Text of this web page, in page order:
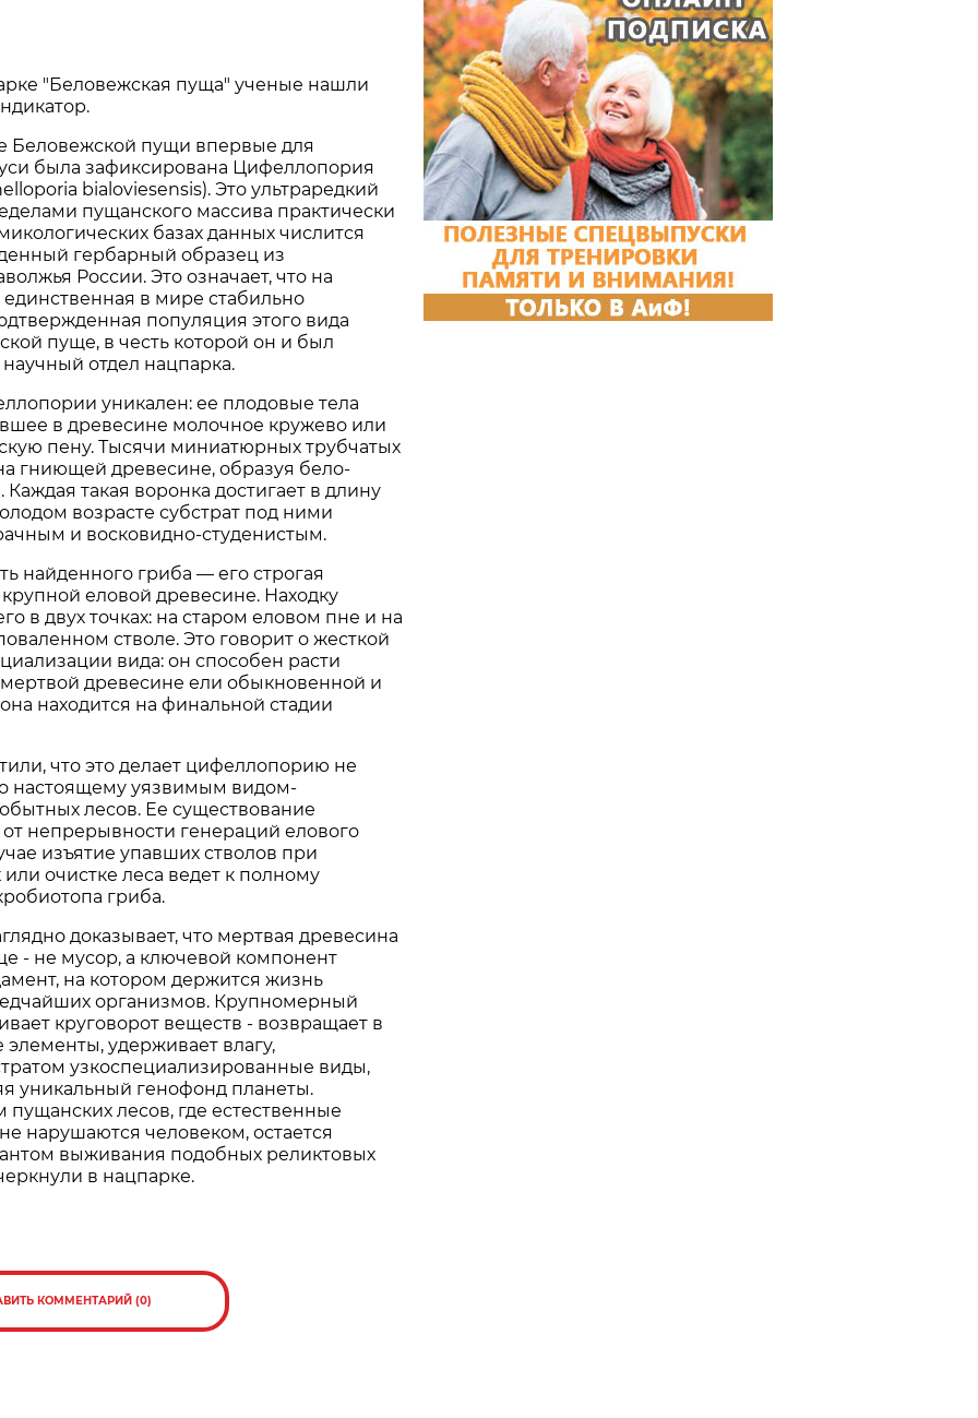
"Беловежская пуща" ученые нашли
Беловежской пущи впервые для
была зафиксирована Цифеллопория
bialoviesensis). Это ультраредкий
пущанского массива практически
базах данных числится
гербарный образец из
России. Это означает, что на
в мире стабильно
популяция этого вида
пуще, в честь которой он и был
научный отдел нацпарка.
уникален: ее плодовые тела
в древесине молочное кружево или
пену. Тысячи миниатюрных трубчатых
гниющей древесине, образуя бело-
такая воронка достигает в длину
возрасте субстрат под ними
и восковидно-студенистым.
найденного гриба — его строгая
еловой древесине. Находку
в двух точках: на старом еловом пне и на
стволе. Это говорит о жесткой
вида: он способен расти
древесине ели обыкновенной и
она находится на финальной стадии
что это делает цифеллопорию не
настоящему уязвимым видом-
лесов. Ее существование
непрерывности генераций елового
изъятие упавших стволов при
очистке леса ведет к полному
гриба.
доказывает, что мертвая древесина
- не мусор, а ключевой компонент
на котором держится жизнь
организмов. Крупномерный
круговорот веществ - возвращает в
удерживает влагу,
узкоспециализированные виды,
уникальный генофонд планеты.
лесов, где естественные
нарушаются человеком, остается
выживания подобных реликтовых
в нацпарке.
КОММЕНТАРИЙ (0)